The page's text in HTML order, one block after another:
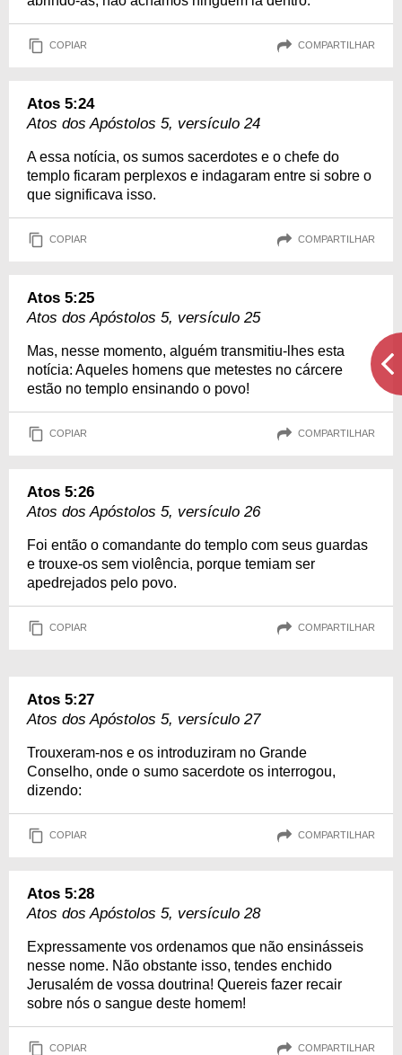
COPIAR COMPARTILHAR
Atos 5:24
Atos dos Apóstolos 5, versículo 24
A essa notícia, os sumos sacerdotes e o chefe do
templo ficaram perplexos e indagaram entre si sobre o
que significava isso.
COPIAR COMPARTILHAR
Atos 5:25
Atos dos Apóstolos 5, versículo 25
Mas, nesse momento, alguém transmitiu-lhes esta
notícia: Aqueles homens que metestes no cárcere
estão no templo ensinando o povo!
COPIAR COMPARTILHAR
Atos 5:26
Atos dos Apóstolos 5, versículo 26
Foi então o comandante do templo com seus guardas
e trouxe-os sem violência, porque temiam ser
apedrejados pelo povo.
COPIAR COMPARTILHAR
Atos 5:27
Atos dos Apóstolos 5, versículo 27
Trouxeram-nos e os introduziram no Grande
Conselho, onde o sumo sacerdote os interrogou,
dizendo:
COPIAR COMPARTILHAR
Atos 5:28
Atos dos Apóstolos 5, versículo 28
Expressamente vos ordenamos que não ensinásseis
nesse nome. Não obstante isso, tendes enchido
Jerusalém de vossa doutrina! Quereis fazer recair
sobre nós o sangue deste homem!
COPIAR COMPARTILHAR